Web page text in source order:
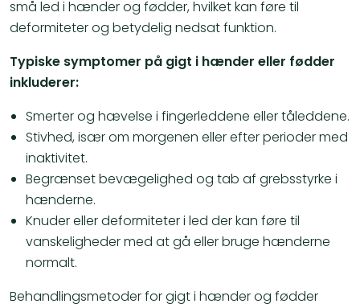
små led i hænder og fødder, hvilket kan føre til
deformiteter og betydelig nedsat funktion.
Typiske symptomer på gigt i hænder eller fødder
inkluderer:
Smerter og hævelse i fingerleddene eller tåleddene.
Stivhed, især om morgenen eller efter perioder med
inaktivitet.
Begrænset bevægelighed og tab af grebsstyrke i
hænderne.
Knuder eller deformiteter i led der kan føre til
vanskeligheder med at gå eller bruge hænderne
normalt.
Behandlingsmetoder for gigt i hænder og fødder